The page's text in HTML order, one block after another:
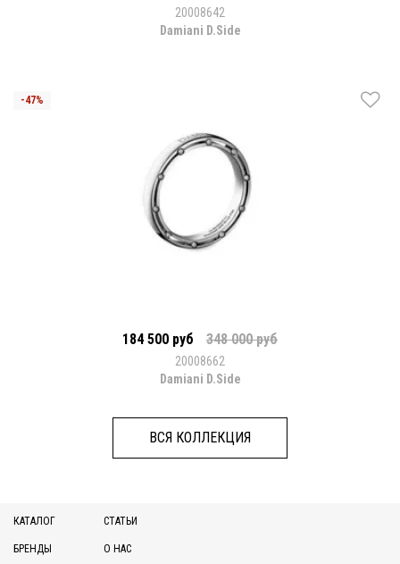
20008642
Damiani D.Side
184 500 руб 348 000 руб
20008662
Damiani D.Side
ВСЯ КОЛЛЕКЦИЯ
КАТАЛОГ
БРЕНДЫ
СТАТЬИ
О НАС